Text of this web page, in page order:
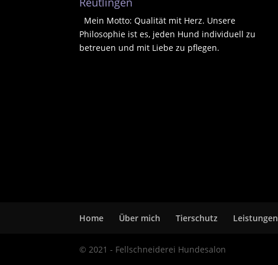
Mein Motto: Qualität mit Herz. Unsere
Philosophie ist es, jeden Hund individuell zu
betreuen und mit Liebe zu pflegen.
Home Über mich Tierschutz Leistungen
© 2021 - Fellschneiderei Hundesalon